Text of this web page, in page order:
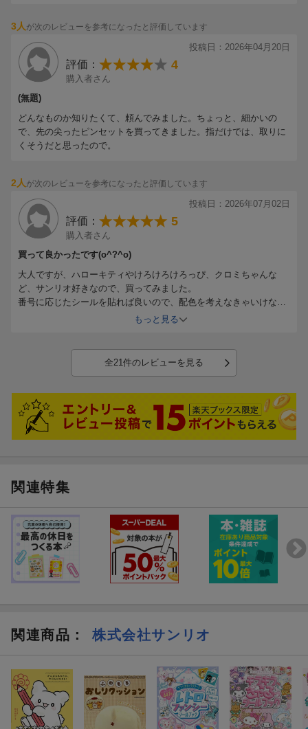
3人が次のレビューを参考になったと評価しています
投稿日：2026年04月20日
評価： 4
購入者さん
(無題)
どんなものか知りたくて、頼んでみました。ちょっと、細かいの
で、先の尖ったピンセットを買ってきました。指だけでは、取りに
くそうだと思ったので。
2人が次のレビューを参考になったと評価しています
投稿日：2026年07月02日
評価： 5
購入者さん
買って良かったです(o^?^o)
大人ですが、ハローキティやけろけろけろっぴ、クロミちゃんな
ど、サンリオ好きなので、買ってみました。
番号に応じたシールを貼れば良いので、配色を考えなきゃいけない
ぬりえと違って、サクッと無心で楽しめて良いですね。
シールのピースが埋まってゆくごとに、綺麗度が増し、完成したと
もっと見る
全21件のレビューを見る
関連特集
関連商品 ： 株式会社サンリオ